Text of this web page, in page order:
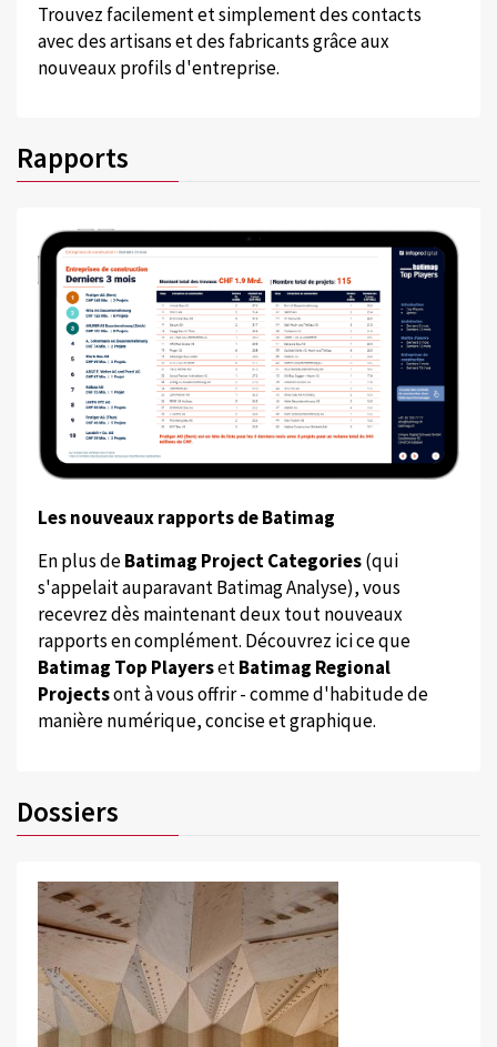
Trouvez facilement et simplement des contacts
avec des artisans et des fabricants grâce aux
nouveaux profils d'entreprise.
Rapports
Les nouveaux rapports de Batimag
En plus deBatimag Project Categories(qui
s'appelait auparavant Batimag Analyse), vous
recevrez dès maintenant deux tout nouveaux
rapports en complément. Découvrez ici ce que
Batimag Top PlayersetBatimag Regional
Projectsont à vous offrir - comme d'habitude de
manière numérique, concise et graphique.
Dossiers